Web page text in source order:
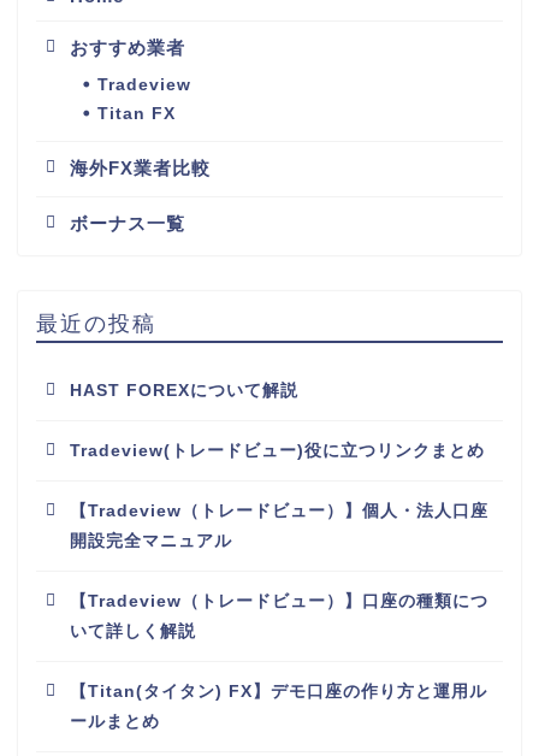
おすすめ業者
Tradeview
Titan FX
海外FX業者比較
ボーナス一覧
最近の投稿
HAST FOREXについて解説
Tradeview(トレードビュー)役に立つリンクまとめ
【Tradeview（トレードビュー）】個人・法人口座
開設完全マニュアル
【Tradeview（トレードビュー）】口座の種類につ
いて詳しく解説
【Titan(タイタン) FX】デモ口座の作り方と運用ル
ールまとめ